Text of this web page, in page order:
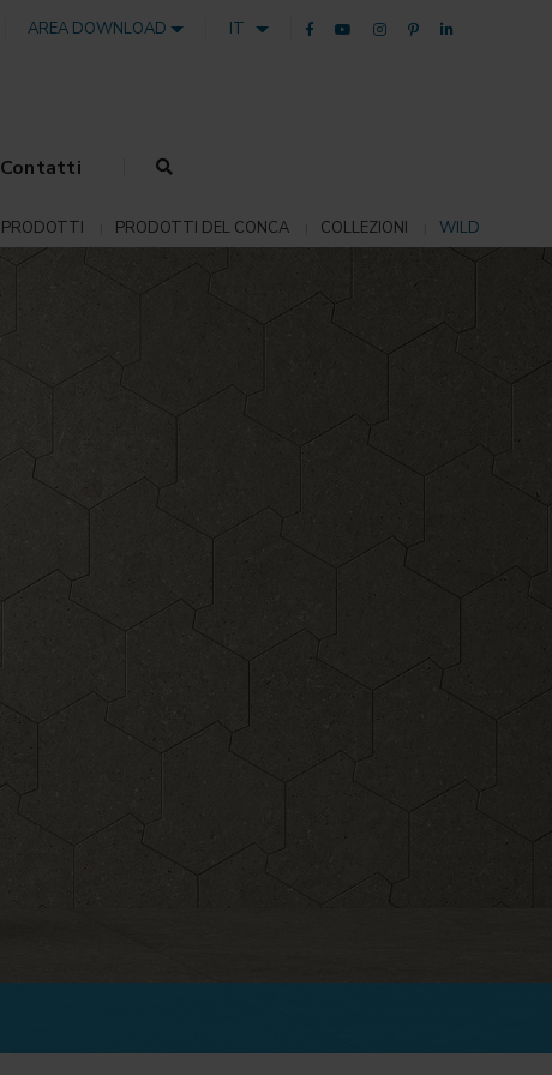
AREA DOWNLOAD IT
Contatti
PRODOTTI PRODOTTI DEL CONCA COLLEZIONI WILD